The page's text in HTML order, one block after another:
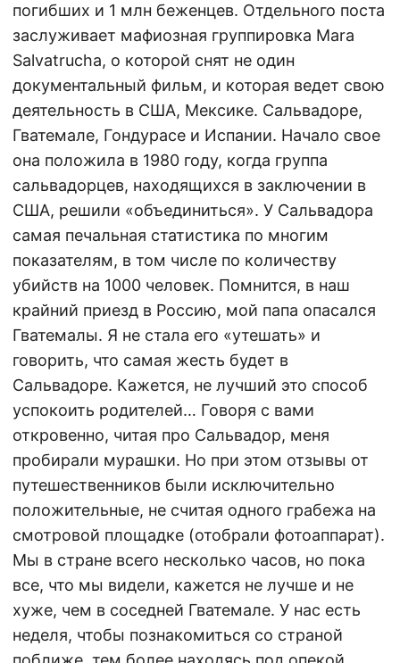
погибших и 1 млн беженцев. Отдельного поста
заслуживает мафиозная группировка Mara
Salvatrucha, о которой снят не один
документальный фильм, и которая ведет свою
деятельность в США, Мексике. Сальвадоре,
Гватемале, Гондурасе и Испании. Начало свое
она положила в 1980 году, когда группа
сальвадорцев, находящихся в заключении в
США, решили «объединиться». У Сальвадора
самая печальная статистика по многим
показателям, в том числе по количеству
убийств на 1000 человек. Помнится, в наш
крайний приезд в Россию, мой папа опасался
Гватемалы. Я не стала его «утешать» и
говорить, что самая жесть будет в
Сальвадоре. Кажется, не лучший это способ
успокоить родителей… Говоря с вами
откровенно, читая про Сальвадор, меня
пробирали мурашки. Но при этом отзывы от
путешественников были исключительно
положительные, не считая одного грабежа на
смотровой площадке (отобрали фотоаппарат).
Мы в стране всего несколько часов, но пока
все, что мы видели, кажется не лучше и не
хуже, чем в соседней Гватемале. У нас есть
неделя, чтобы познакомиться со страной